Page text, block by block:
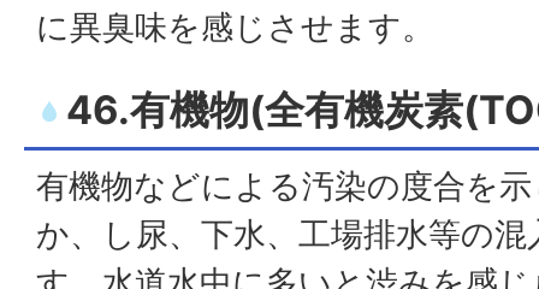
に異臭味を感じさせます。
46.有機物(全有機炭素
有機物などによる汚染の度合を
か、し尿、下水、工場排水等の